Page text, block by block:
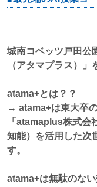
城南コベッツ戸田公
（アタマプラス）」
atama+とは？？
→ atama+は東大卒
「atamaplus株式会
知能）を活用した次
す。
atama+は無駄のな